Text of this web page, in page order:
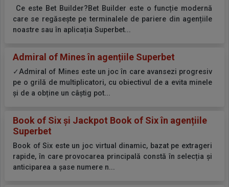
Ce este Bet Builder?Bet Builder este o funcție modernă
care se regăsește pe terminalele de pariere din agențiile
noastre sau în aplicația Superbet...
Admiral of Mines în agențiile Superbet
✓Admiral of Mines este un joc în care avansezi progresiv
pe o grilă de multiplicatori, cu obiectivul de a evita minele
și de a obține un câștig pot...
Book of Six și Jackpot Book of Six în agențiile
Superbet
Book of Six este un joc virtual dinamic, bazat pe extrageri
rapide, în care provocarea principală constă în selecția și
anticiparea a șase numere n...